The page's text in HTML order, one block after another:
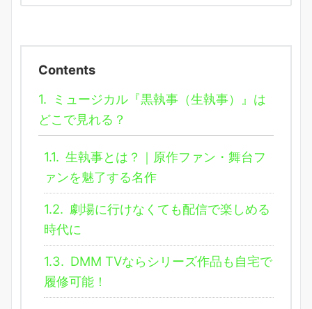
Contents
1.
ミュージカル『黒執事（生執事）』は
どこで見れる？
1.1. 生執事とは？｜原作ファン・舞台フ
ァンを魅了する名作
1.2. 劇場に行けなくても配信で楽しめる
時代に
1.3. DMM TVならシリーズ作品も自宅で
履修可能！